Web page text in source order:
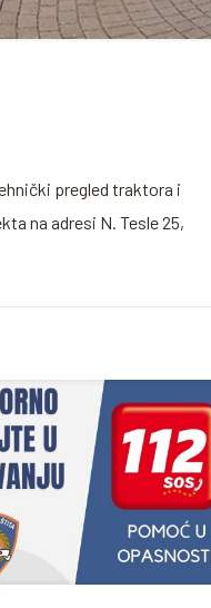
pregled traktora i
na adresi N. Tesle 25,